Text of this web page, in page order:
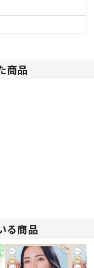
商品
る商品